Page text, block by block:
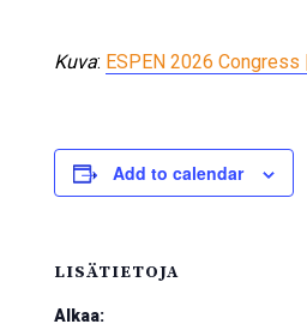
Kuva: ESPEN 2026 Congress |
Add to calendar
LISÄTIETOJA
Alkaa: